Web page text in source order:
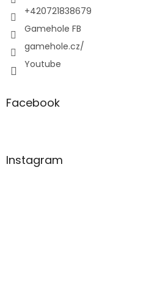
+420721838679
Gamehole FB
gamehole.cz/
Youtube
Facebook
Instagram